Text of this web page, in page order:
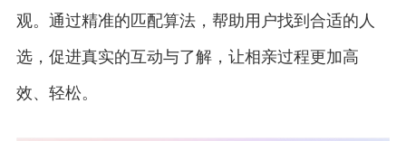
观。通过精准的匹配算法，帮助用户找到合适的人
选，促进真实的互动与了解，让相亲过程更加高
效、轻松。